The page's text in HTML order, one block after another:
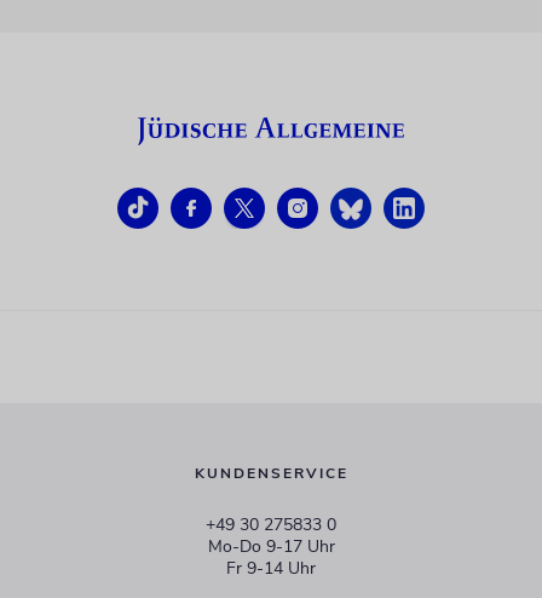
KUNDENSERVICE
+49 30 275833 0
Mo-Do 9-17 Uhr
Fr 9-14 Uhr